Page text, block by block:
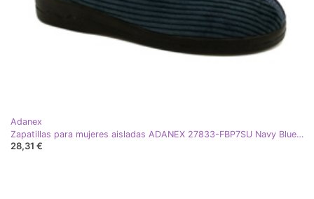
Adanex
Zapatillas para mujeres aisladas ADANEX 27833-FBP7SU Navy Blue azul
28,31 €